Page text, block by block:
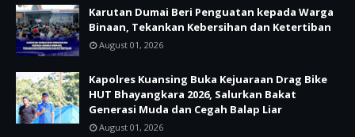
Karutan Dumai Beri Penguatan kepada Warga
Binaan, Tekankan Kebersihan dan Ketertiban
August 01, 2026
Kapolres Kuansing Buka Kejuaraan Drag Bike
HUT Bhayangkara 2026, Salurkan Bakat
Generasi Muda dan Cegah Balap Liar
August 01, 2026